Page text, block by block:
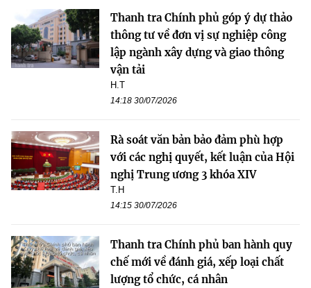
Thanh tra Chính phủ góp ý dự thảo
thông tư về đơn vị sự nghiệp công
lập ngành xây dựng và giao thông
vận tải
H.T
14:18 30/07/2026
Rà soát văn bản bảo đảm phù hợp
với các nghị quyết, kết luận của Hội
nghị Trung ương 3 khóa XIV
T.H
14:15 30/07/2026
Thanh tra Chính phủ ban hành quy
chế mới về đánh giá, xếp loại chất
lượng tổ chức, cá nhân